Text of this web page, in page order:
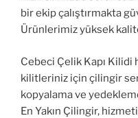
bir ekip çalıştırmakta
Ürünlerimiz yüksek
Cebeci Çelik Kapı Kilidi
kilitleriniz için çilingir
kopyalama ve
En Yakın Çilingir,